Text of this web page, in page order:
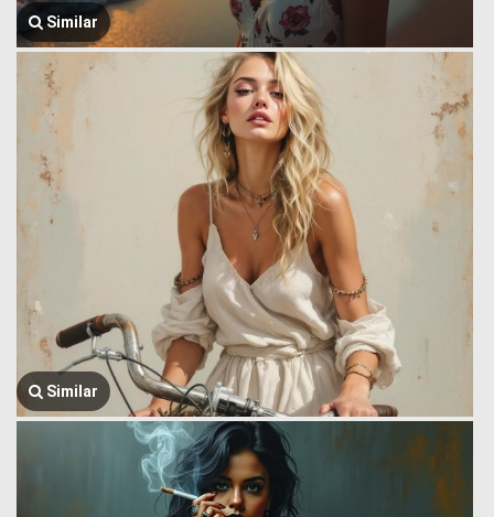
Similar
Similar